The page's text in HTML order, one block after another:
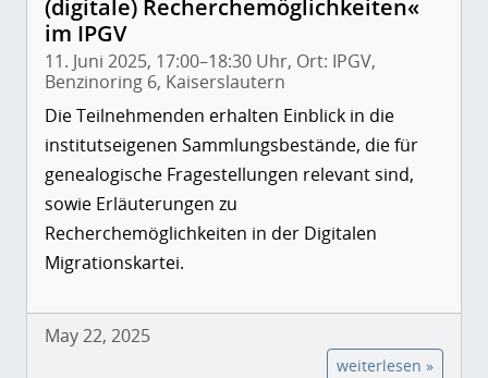
(digitale) Recherchemöglichkeiten«
im IPGV
11. Juni 2025, 17:00–18:30 Uhr, Ort: IPGV,
Benzinoring 6, Kaiserslautern
Die Teilnehmenden erhalten Einblick in die
institutseigenen Sammlungsbestände, die für
genealogische Fragestellungen relevant sind,
sowie Erläuterungen zu
Recherchemöglichkeiten in der Digitalen
Migrationskartei.
May 22, 2025
weiterlesen »